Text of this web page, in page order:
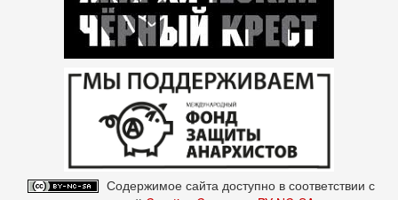
Содержимое сайта доступно в соответствии с